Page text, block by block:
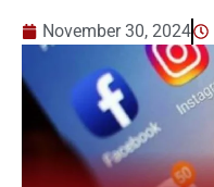
November 30, 2024